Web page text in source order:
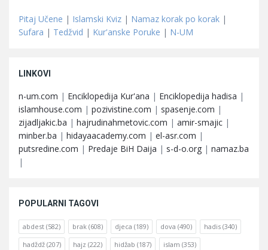
Pitaj Učene | Islamski Kviz | Namaz korak po korak |
Sufara | Tedžvid | Kur'anske Poruke | N-UM
LINKOVI
n-um.com | Enciklopedija Kur'ana | Enciklopedija hadisa |
islamhouse.com | pozivistine.com | spasenje.com |
zijadljakic.ba | hajrudinahmetovic.com | amir-smajic |
minber.ba | hidayaacademy.com | el-asr.com |
putsredine.com | Predaje BiH Daija | s-d-o.org | namaz.ba
|
POPULARNI TAGOVI
abdest (582) brak (608) djeca (189) dova (490) hadis (340)
hadždž (207) hajz (222) hidžab (187) islam (353)